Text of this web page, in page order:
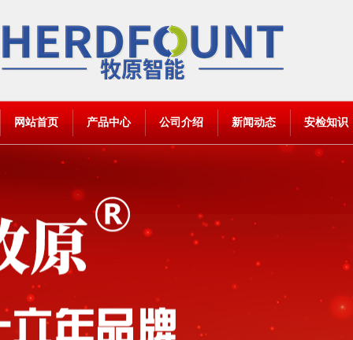
网站首页 产品中心 公司介绍 新闻动态 安检知识